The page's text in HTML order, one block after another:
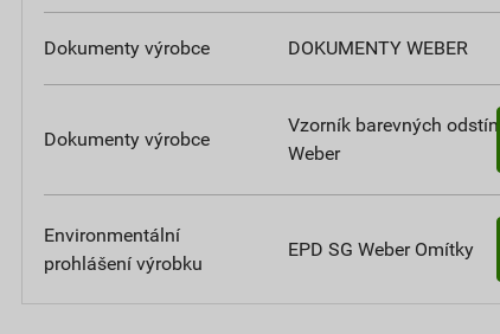
Dokumenty výrobce DOKUMENTY WEBER
Dokumenty výrobce
Vzorník barevných odstínů
Weber
Environmentální
prohlášení výrobku
EPD SG Weber Omítky